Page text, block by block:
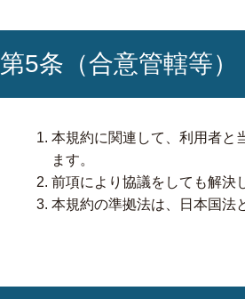
第5条（合意管轄等）
本規約に関連して、利用者と
ます。
前項により協議をしても解決
本規約の準拠法は、日本国法